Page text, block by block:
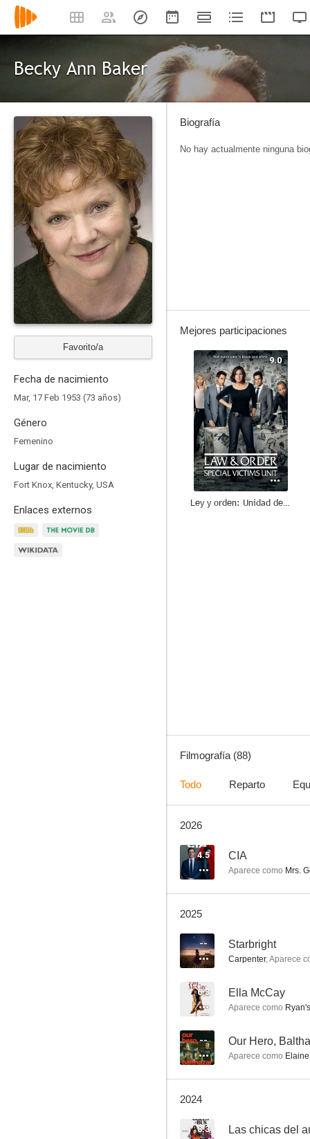
Becky Ann Baker
Favorito/a
Fecha de nacimiento
Mar, 17 Feb 1953 (73 años)
Género
Femenino
Lugar de nacimiento
Fort Knox, Kentucky, USA
Enlaces externos
Biografía
No hay actualmente ninguna
Mejores participaciones
9.0
Ley y orden: Unidad de Víctimas Especiales
Sexo en Nueva York
8.5
Filmografía (88)
Todo Reparto
2026
4.5 CIA
Aparece como Mrs.
2025
-- Starbright
Carpenter,Aparece
6.3 Ella McCay
Aparece como
-- Our Hero,
Aparece como Elaine
2024
8.3 Las chicas del